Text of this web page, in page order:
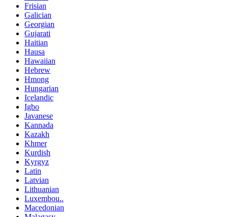
Frisian
Galician
Georgian
Gujarati
Haitian
Hausa
Hawaiian
Hebrew
Hmong
Hungarian
Icelandic
Igbo
Javanese
Kannada
Kazakh
Khmer
Kurdish
Kyrgyz
Latin
Latvian
Lithuanian
Luxembou..
Macedonian